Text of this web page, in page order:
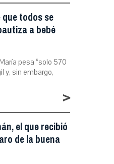
que todos se
a bebé
pesa “solo 570
y, sin embargo,
>
el que recibió
de la buena